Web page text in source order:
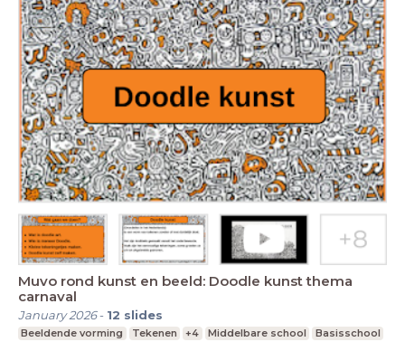
Muvo rond kunst en beeld: Doodle kunst thema
carnaval
January 2026- 12 slides
Beeldende vorming Tekenen +4 Middelbare school
Basisschool